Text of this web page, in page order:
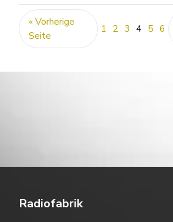
« Vorherige
Seite
1 2 3 4 5 6
Radiofabrik